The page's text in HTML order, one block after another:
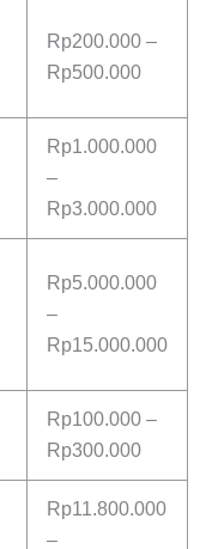
Rp200.000 –
Rp500.000
Rp1.000.000
–
Rp3.000.000
Rp5.000.000
–
Rp15.000.000
Rp100.000 –
Rp300.000
Rp11.800.000
–